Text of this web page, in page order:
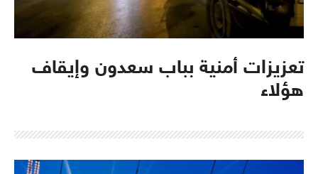
تعزيزات أمنية بباب سعدون وإيقاف
هؤلاء